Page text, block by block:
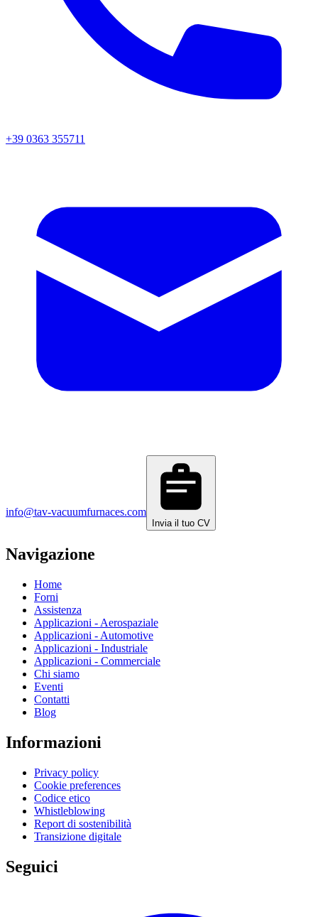
+39 0363 355711
info@tav-vacuumfurnaces.com
Invia il tuo CV
Navigazione
Home
Forni
Assistenza
Applicazioni - Aerospaziale
Applicazioni - Automotive
Applicazioni - Industriale
Applicazioni - Commerciale
Chi siamo
Eventi
Contatti
Blog
Informazioni
Privacy policy
Cookie preferences
Codice etico
Whistleblowing
Report di sostenibilità
Transizione digitale
Seguici